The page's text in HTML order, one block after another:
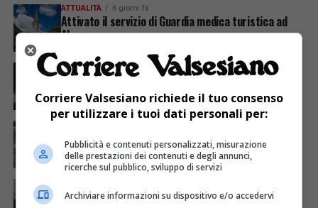
ATTUALITÀ 6 giorni fa
Attivato il servizio di Guardia medica turistica ad
Alagna
ATTUALITÀ 4 giorni fa
Sabato 8 agosto in piazza a Varallo Gran Galà Lirico
Concluso il Master Gessi Summer Excellence 2026
Festa Walser delle genti valsesiane quinta edizione
Corriere Valsesiano richiede il tuo consenso
per utilizzare i tuoi dati personali per:
Pubblicità e contenuti personalizzati, misurazione
delle prestazioni dei contenuti e degli annunci,
ricerche sul pubblico, sviluppo di servizi
Archiviare informazioni su dispositivo e/o accedervi